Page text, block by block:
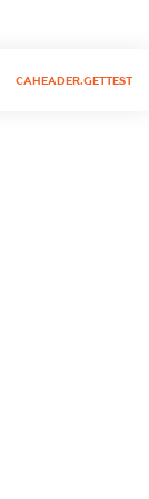
CAHEADER.GETTEST